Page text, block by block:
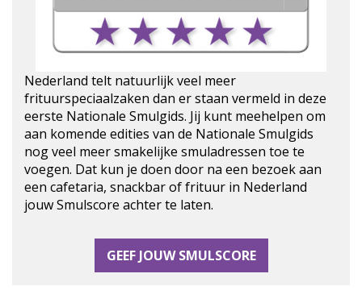
Nederland telt natuurlijk veel meer
frituurspeciaalzaken dan er staan vermeld in deze
eerste Nationale Smulgids. Jij kunt meehelpen om
aan komende edities van de Nationale Smulgids
nog veel meer smakelijke smuladressen toe te
voegen. Dat kun je doen door na een bezoek aan
een cafetaria, snackbar of frituur in Nederland
jouw Smulscore achter te laten.
GEEF JOUW SMULSCORE